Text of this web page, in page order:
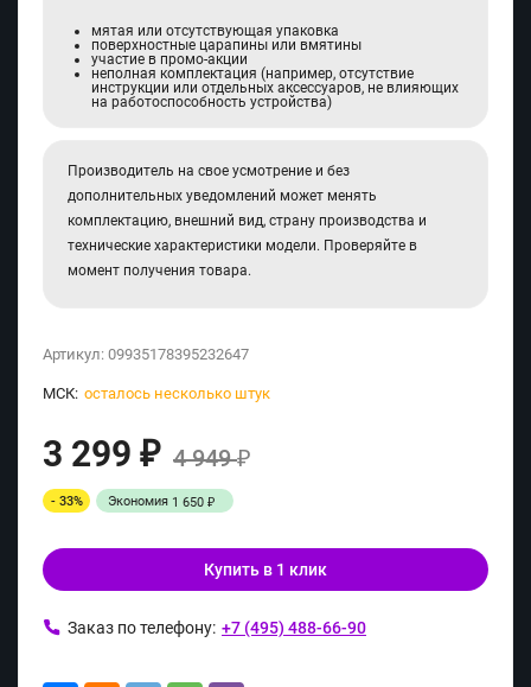
мятая или отсутствующая упаковка
поверхностные царапины или вмятины
участие в промо-акции
неполная комплектация (например, отсутствие
инструкции или отдельных аксессуаров, не влияющих
на работоспособность устройства)
Производитель на свое усмотрение и без
дополнительных уведомлений может менять
комплектацию, внешний вид, страну производства и
технические характеристики модели. Проверяйте в
момент получения товара.
Артикул: 09935178395232647
МСК: осталось несколько штук
3 299 ₽ 4 949₽
- 33% Экономия 1 650 ₽
Купить в 1 клик
Заказ по телефону: +7 (495) 488-66-90